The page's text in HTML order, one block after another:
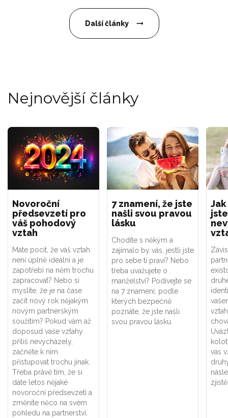
Další články
Nejnovější články
Novoroční
předsevzetí pro
váš pohodový
vztah
Máte pocit, že váš vztah
není úplně ideální a je
zapotřebí na něm trochu
zapracovat? Nebo si
myslíte, že je na čase
začít nový rok nějakým
novým partnerským
soužitím? Pokud vám až
doposud vaše vztahy
příliš nevycházely,
začněte k nim
přistupovat trochu jinak.
Třeba právě tím, že si
dáte letos nějaké
novoroční předsevzetí a
změníte něco na svém
pohledu na partnerství,
7 znamení, že jste
našli svou pravou
lásku
Chodíte s někým a
zajímalo by vás, jestli jste
pro sebe ti praví? Nebo
třeba uvažujete o
manželství? Podívejte se
na 7 znamení, podle
kterých bezpečně
poznáte, že jste našli
svou pravou lásku.
vás